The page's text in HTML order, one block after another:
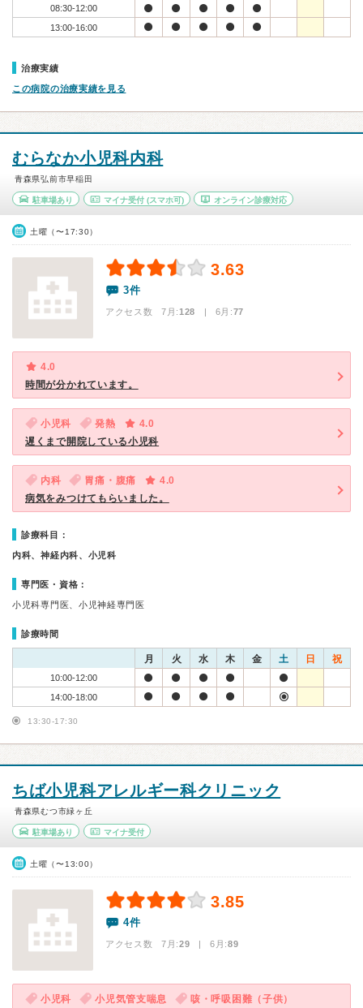
08:30-12:00
13:00-16:00
治療実績
この病院の治療実績を見る
むらなか小児科内科
青森県弘前市早稲田
駐車場あり マイナ受付(スマホ可) オンライン診療対応
土曜（〜17:30）
3.63
3件
アクセス数 7月:128 | 6月:77
4.0
時間が分かれています。
小児科 発熱
4.0
遅くまで開院している小児科
内科 胃痛・腹痛
4.0
病気をみつけてもらいました。
診療科目：
内科、神経内科、小児科
専門医・資格：
小児科専門医、小児神経専門医
診療時間
月 火 水 木 金 土 日 祝
10:00-12:00
14:00-18:00
13:30-17:30
ちば小児科アレルギー科クリニック
青森県むつ市緑ヶ丘
駐車場あり マイナ受付
土曜（〜13:00）
3.85
4件
アクセス数 7月:29 | 6月:89
小児科 小児気管支喘息 咳・呼吸困難（子供）